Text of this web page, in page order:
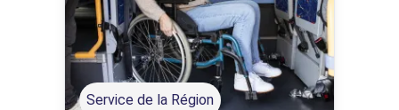
Service de la Région